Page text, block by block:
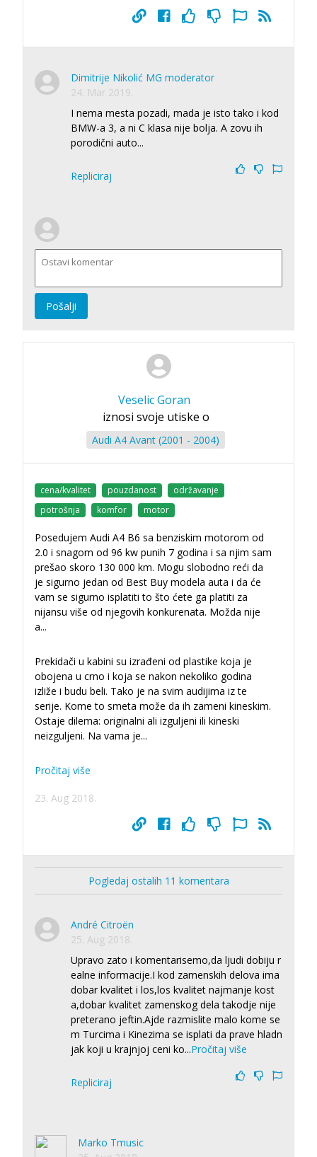
Dimitrije Nikolić MG moderator
24. Mar 2019.
I nema mesta pozadi, mada je isto tako i kod
BMW-a 3, a ni C klasa nije bolja. A zovu ih
porodični auto...
Repliciraj
Pošalji
Veselic Goran
iznosi svoje utiske o
Audi A4 Avant (2001 - 2004)
cena/kvalitet pouzdanost
održavanje
potrošnja
komfor motor
Posedujem Audi A4 B6 sa benziskim motorom od
2.0 i snagom od 96 kw punih 7 godina i sa njim sam
prešao skoro 130 000 km. Mogu slobodno reći da
je sigurno jedan od Best Buy modela auta i da će
vam se sigurno isplatiti to što ćete ga platiti za
nijansu više od njegovih konkurenata. Možda nije
a...
Prekidači u kabini su izrađeni od plastike koja je
obojena u crno i koja se nakon nekoliko godina
izliže i budu beli. Tako je na svim audijima iz te
serije. Kome to smeta može da ih zameni kineskim.
Ostaje dilema: originalni ali izguljeni ili kineski
neizguljeni. Na vama je...
Pročitaj više
23. Aug 2018.
Pogledaj ostalih 11 komentara
André Citroën
25. Aug 2018.
Upravo zato i komentarisemo,da ljudi dobiju r
ealne informacije.I kod zamenskih delova ima
dobar kvalitet i los,los kvalitet najmanje kost
a,dobar kvalitet zamenskog dela takodje nije
preterano jeftin.Ajde razmislite malo kome se
m Turcima i Kinezima se isplati da prave hladn
jak koji u krajnjoj ceni ko...Pročitaj više
Repliciraj
Marko Tmusic